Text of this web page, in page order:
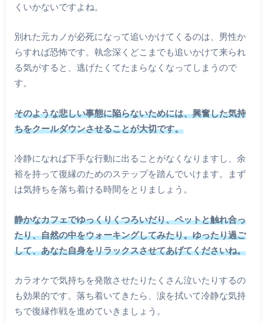
くいかないですよね。
別れた元カノが必死になって追いかけてくるのは、男性か
らすれば恐怖です。執念深くどこまでも追いかけて来られ
る気がすると、逃げたくてたまらなくなってしまうので
す。
そのような悲しい事態に陥らないためには、興奮した気持
ちをクールダウンさせることが大切です。
冷静になれば下手な行動に出ることがなくなりますし、余
裕を持って復縁のためのステップを踏んでいけます。まず
は気持ちを落ち着ける時間をとりましょう。
静かなカフェでゆっくりくつろいだり、ペットと触れ合っ
たり、自然の中をウォーキングしてみたり。ゆったり過ご
して、あなた自身をリラックスさせてあげてくださいね。
カラオケで気持ちを発散させたりたくさん泣いたりするの
も効果的です。落ち着いてきたら、涙を拭いて冷静な気持
ちで復縁作戦を進めていきましょう。